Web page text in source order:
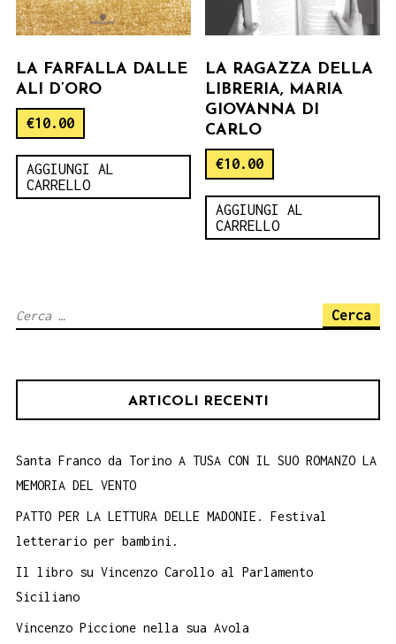
LA FARFALLA DALLE
ALI D’ORO
€10.00
AGGIUNGI AL
CARRELLO
LA RAGAZZA DELLA
LIBRERIA, MARIA
GIOVANNA DI
CARLO
€10.00
AGGIUNGI AL
CARRELLO
Ricerca
ARTICOLI RECENTI
Santa Franco da Torino A TUSA CON IL SUO ROMANZO LA
MEMORIA DEL VENTO
PATTO PER LA LETTURA DELLE MADONIE. Festival
letterario per bambini.
Il libro su Vincenzo Carollo al Parlamento
Siciliano
Vincenzo Piccione nella sua Avola